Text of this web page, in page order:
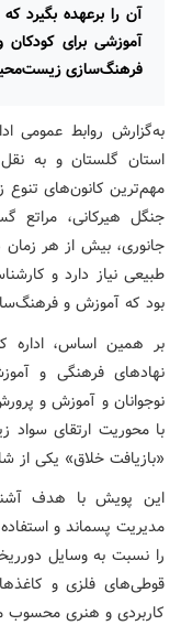
آن را برعهده بگیرد
آموزشی برای کودکان
فرهنگ‌سازی
به‌گزارش روابط عمومی
استان گلستان و به نقل
مهم‌ترین کانون‌های تنوع
جنگل هیرکانی، مراتع
جانوری، بیش از هر
طبیعی نیاز دارد و
بود که آموزش و
بر همین اساس،
نهادهای فرهنگی و
نوجوانان و آموزش و
با محوریت ارتقای
«بازیافت خلاق» یکی
این پویش با هدف
مدیریت پسماند و
را نسبت به وسایل
قوطی‌های فلزی و
کاربردی و هنری محسوب